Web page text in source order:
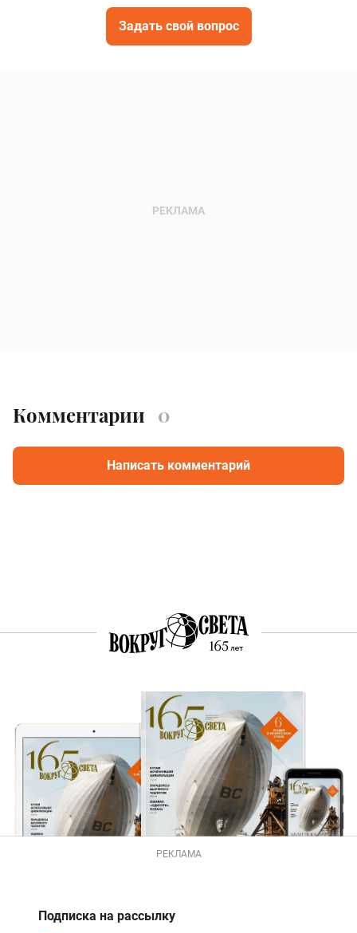
Задать свой вопрос
Комментарии 0
Написать комментарий
РЕКЛАМА
Подписка на рассылку